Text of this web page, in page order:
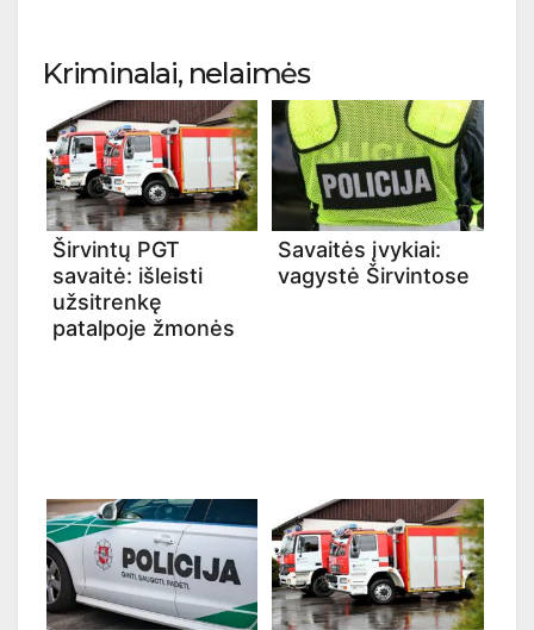
Kriminalai, nelaimės
Širvintų PGT
savaitė: išleisti
užsitrenkę
patalpoje žmonės
Savaitės įvykiai:
vagystė Širvintose